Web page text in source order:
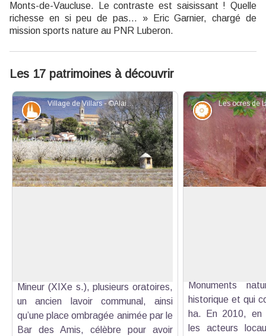
Monts-de-Vaucluse. Le contraste est saisissant ! Quelle
richesse en si peu de pas… » Eric Garnier, chargé de
mission sports nature au PNR Luberon.
Les 17 patrimoines à découvrir
Village de Villars - ©Alain Hocquel - VPA
Patrimoine et histoire
Mineur (XIXe s.), plusieurs oratoires,
un ancien lavoir communal, ainsi
qu’une place ombragée animée par le
Bar des Amis, célèbre pour avoir
Flore
Monuments
historique et qui
ha. En 2010, en
les acteurs